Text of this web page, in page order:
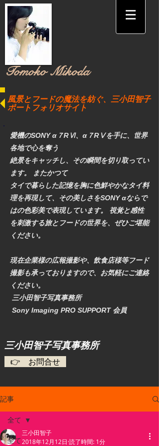
​Tomoko Mikoda
風景とフードの魔法を紡ぐ、三小田智子
ポートフォリオサイト
愛機のSONY α７RⅥ、α７RⅤを手に、世界
各地で心を奪う
絶景をキャッチし、その瞬間を切り取ってい
ます。 またかつて
タイで暮らした記憶を胸に色鮮やかなタイ料
理を再現して、その美しさをSONY αならで
はの色彩美で表現しています。 視覚と感性
を刺激する旅とフードの世界を、ぜひご堪能
ください。
現在企業様の広報撮影や、飲食店様等フード
撮影も承っておりますので、お気軽にご連絡
ください。
三小田智子写真事務所
​ Sony Imaging PRO SUPPORT 会員
​三小田智子写真事務所
👉 お問合せ
記事
全て
全て
三小田智子
2018年12月12日 読了時間: 1分